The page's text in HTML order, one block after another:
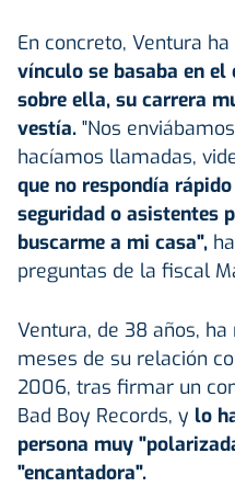
En concreto, Ventura
vínculo se basaba en
sobre ella, su carrera
vestía. "Nos
hacíamos llamadas,
que no respondía
seguridad o asistentes
buscarme a mi casa",
preguntas de la fiscal
Ventura, de 38 años,
meses de su relación
2006, tras firmar un
Bad Boy Records, y lo
persona muy
"encantadora".